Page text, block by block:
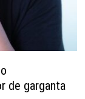
de garganta